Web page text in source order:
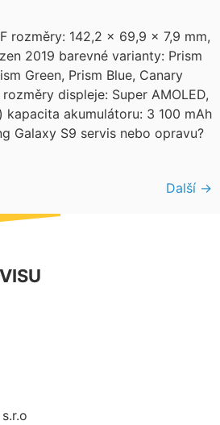
rozměry: 142,2 × 69,9 × 7,9 mm,
2019 barevné varianty: Prism
Green, Prism Blue, Canary
displeje: Super AMOLED,
kapacita akumulátoru: 3 100 mAh
Galaxy S9 servis nebo opravu?
Další →